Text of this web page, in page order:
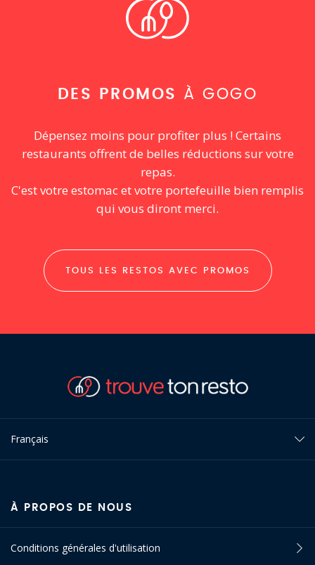
DES PROMOS À GOGO
Dépensez moins pour profiter plus ! Certains
restaurants offrent de belles réductions sur votre
repas.
C'est votre estomac et votre portefeuille bien remplis
qui vous diront merci.
TOUS LES RESTOS AVEC PROMOS
Français
À PROPOS DE NOUS
Conditions générales d'utilisation